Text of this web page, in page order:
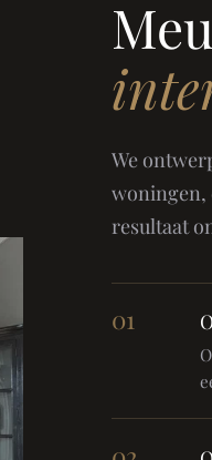
We
woningen,
resultaat
01